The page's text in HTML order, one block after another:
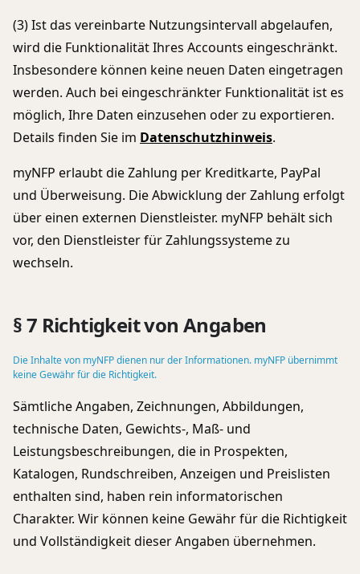
(3) Ist das vereinbarte Nutzungsintervall abgelaufen,
wird die Funktionalität Ihres Accounts eingeschränkt.
Insbesondere können keine neuen Daten eingetragen
werden. Auch bei eingeschränkter Funktionalität ist es
möglich, Ihre Daten einzusehen oder zu exportieren.
Details finden Sie im Datenschutzhinweis.
myNFP erlaubt die Zahlung per Kreditkarte, PayPal
und Überweisung. Die Abwicklung der Zahlung erfolgt
über einen externen Dienstleister. myNFP behält sich
vor, den Dienstleister für Zahlungssysteme zu
wechseln.
§ 7 Richtigkeit von Angaben
Die Inhalte von myNFP dienen nur der Informationen. myNFP übernimmt
keine Gewähr für die Richtigkeit.
Sämtliche Angaben, Zeichnungen, Abbildungen,
technische Daten, Gewichts-, Maß- und
Leistungsbeschreibungen, die in Prospekten,
Katalogen, Rundschreiben, Anzeigen und Preislisten
enthalten sind, haben rein informatorischen
Charakter. Wir können keine Gewähr für die Richtigkeit
und Vollständigkeit dieser Angaben übernehmen.